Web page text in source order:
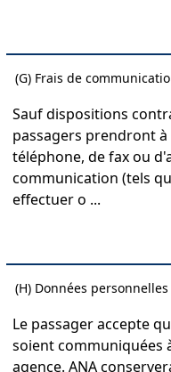
(G) Frais de
Sauf dispositions
passagers prendront
téléphone, de fax ou
communication (tels
effectuer o ...
(H) Données personnelles
Le passager accepte
soient communiquées
agence. ANA